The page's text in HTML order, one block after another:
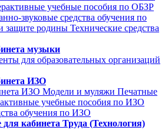
учебные пособия по ОБЗР
звуковые средства обучения по
защите родины Технические средства
музыки
для образовательных организаций
ИЗО
ИЗО Модели и муляжи Печатные
учебные пособия по ИЗО
обучения по ИЗО
для кабинета Труда (Технология)